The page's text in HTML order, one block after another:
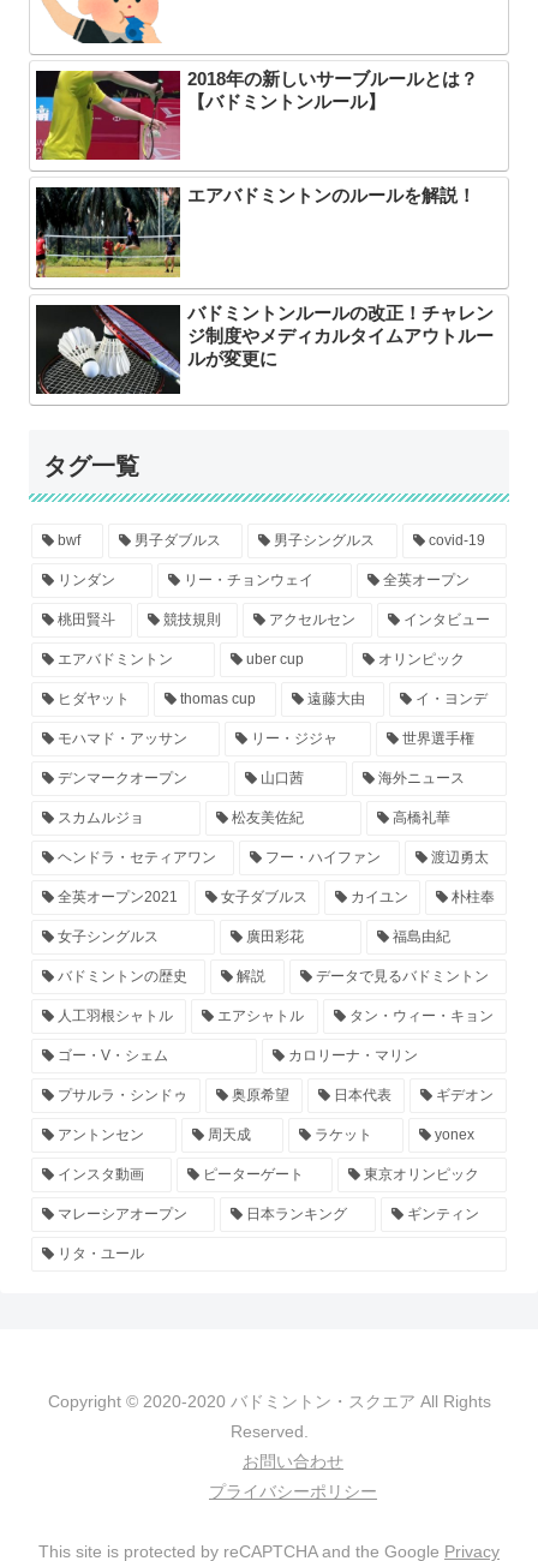
2018年の新しいサーブルールとは？
【バドミントンルール】
エアバドミントンのルールを解説！
バドミントンルールの改正！チャレン
ジ制度やメディカルタイムアウトルー
ルが変更に
タグ一覧
bwf 男子ダブルス 男子シングルス covid-19
リンダン リー・チョンウェイ 全英オープン
桃田賢斗 競技規則 アクセルセン インタビュー
エアバドミントン uber cup オリンピック
ヒダヤット thomas cup 遠藤大由 イ・ヨンデ
モハマド・アッサン リー・ジジャ 世界選手権
デンマークオープン 山口茜 海外ニュース
スカムルジョ 松友美佐紀 高橋礼華
ヘンドラ・セティアワン フー・ハイファン 渡辺勇太
全英オープン2021 女子ダブルス カイユン 朴柱奉
女子シングルス 廣田彩花 福島由紀
バドミントンの歴史 解説 データで見るバドミントン
人工羽根シャトル エアシャトル タン・ウィー・キョン
ゴー・V・シェム カロリーナ・マリン
プサルラ・シンドゥ 奥原希望 日本代表 ギデオン
アントンセン 周天成 ラケット yonex
インスタ動画 ピーターゲート 東京オリンピック
マレーシアオープン 日本ランキング ギンティン
リタ・ユール
Copyright © 2020-2020 バドミントン・スクエア All Rights
Reserved.
お問い合わせ
プライバシーポリシー
This site is protected by reCAPTCHA and the Google Privacy